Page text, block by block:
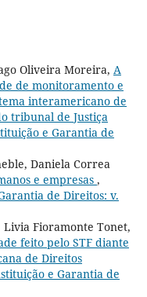
Oliveira Moreira, A
de monitoramento e
interamericano de
tribunal de Justiça
e Garantia de
Daniela Correa
e empresas ,
de Direitos: v.
Fioramonte Tonet,
feito pelo STF diante
de Direitos
e Garantia de